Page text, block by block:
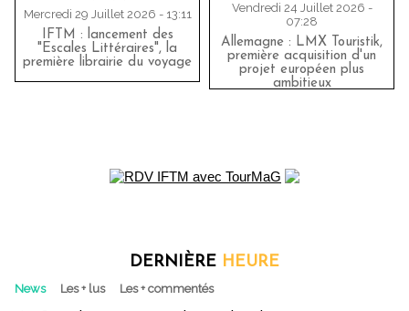
Mercredi 29 Juillet 2026 - 13:11
IFTM : lancement des
"Escales Littéraires", la
première librairie du voyage
Vendredi 24 Juillet 2026 -
07:28
Allemagne : LMX Touristik,
première acquisition d'un
projet européen plus
ambitieux
DERNIÈRE HEURE
News Les + lus Les + commentés